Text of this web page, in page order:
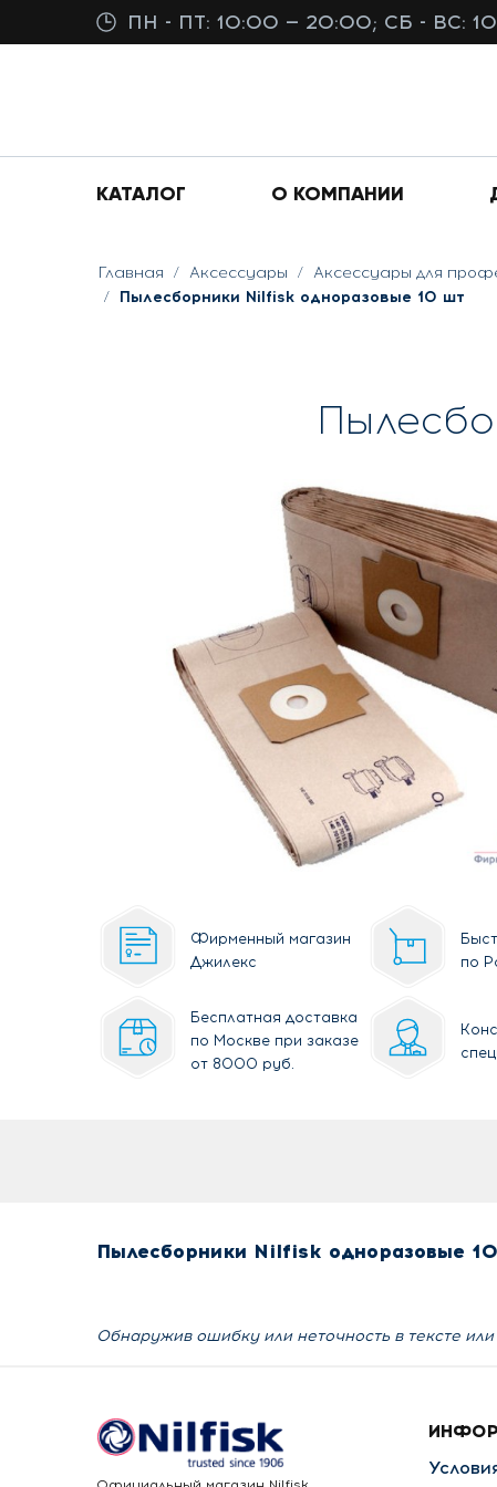
ПН - ПТ: 10:00 — 20:00; СБ - ВС:
КАТАЛОГ О КОМПАНИИ
Главная Аксессуары Аксессуары для
Пылесборники Nilfisk одноразовые 10 шт
Фирменный магазин
Джилекс
по
Бесплатная доставка
по Москве при заказе
от 8000 руб.
Пылесборники Nilfisk одноразовые
Обнаружив ошибку или неточность в тексте